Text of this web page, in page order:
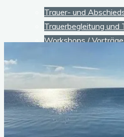
Trauer- und
Trauerbegleitung und
Workshops /
Kontakt
Rechtliches
Impressum